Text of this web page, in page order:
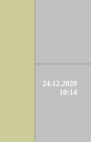
24.12.2020
10:14